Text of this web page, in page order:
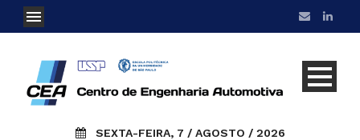
SEXTA-FEIRA, 7 / AGOSTO / 2026